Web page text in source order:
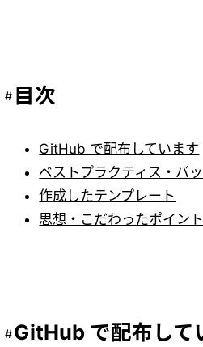
目次
GitHub で配布しています
ベストプラクティス・バ
作成したテンプレート
思想・こだわったポイント
GitHub で配布して